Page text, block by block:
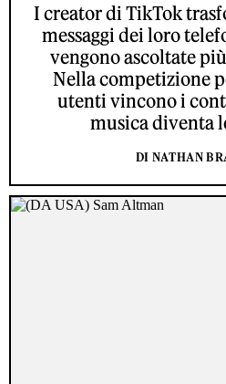
I creator di TikTok
messaggi dei loro
vengono ascoltate
Nella competizione
utenti vincono i
musica diventa
DI NATHAN